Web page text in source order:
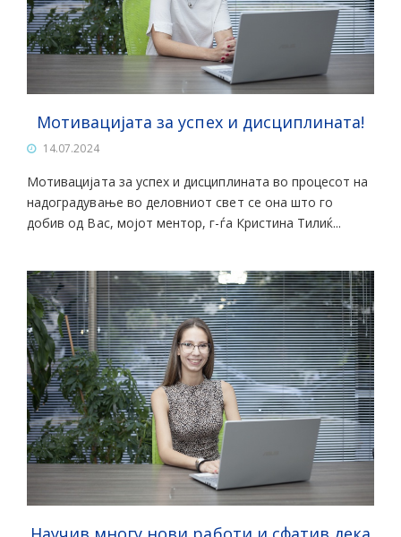
Мотивацијата за успех и дисциплината!
14.07.2024
Мотивацијата за успех и дисциплината во процесот на
надоградување во деловниот свет се она што го
добив од Вас, мојот ментор, г-ѓа Кристина Тилиќ...